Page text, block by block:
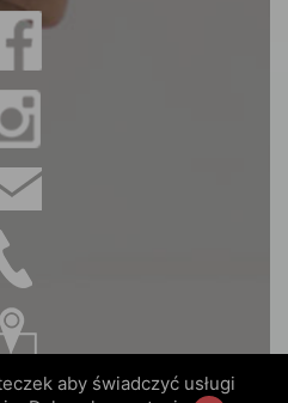
aby świadczyć usługi